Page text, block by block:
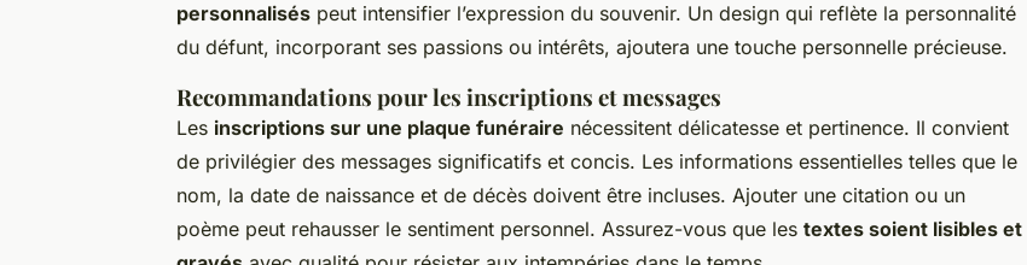
personnalisés peut intensifier l’expression du souvenir. Un design qui reflète la personnalité
du défunt, incorporant ses passions ou intérêts, ajoutera une touche personnelle précieuse.
Recommandations pour les inscriptions et messages
Les inscriptions sur une plaque funéraire nécessitent délicatesse et pertinence. Il convient
de privilégier des messages significatifs et concis. Les informations essentielles telles que le
nom, la date de naissance et de décès doivent être incluses. Ajouter une citation ou un
poème peut rehausser le sentiment personnel. Assurez-vous que les textes soient lisibles et